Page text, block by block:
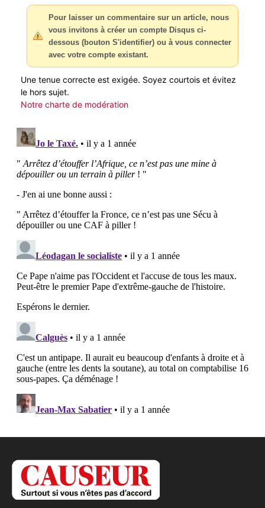
Pour laisser un commentaire sur un article, nous
vous invitons à créer un compte Disqus ci-
dessous (bouton S'identifier) ou à vous connecter
avec votre compte existant.
Une tenue correcte est exigée. Soyez courtois et évitez
le hors sujet.
Notre charte de modération